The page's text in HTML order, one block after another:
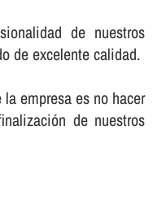
de nuestros
de excelente calidad.
empresa es no hacer
de nuestros